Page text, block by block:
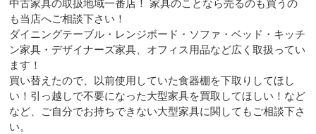
中古家具の取扱地域一番店！ 家具のことなら売るのも買うの
も当店へご相談下さい！
ダイニングテーブル・レンジボード・ソファ・ベッド・キッチ
ン家具・デザイナーズ家具、オフィス用品など広く取扱ってい
ます！
買い替えたので、以前使用していた食器棚を下取りしてほし
い！引っ越しで不要になった大型家具を買取してほしい！など
など、ご自分でお持ちできない大型家具に関してもご相談下さ
い。